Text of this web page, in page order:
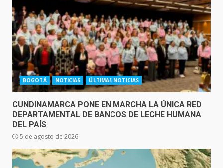
BOGOTÁ NOTICIAS ÚLTIMAS NOTICIAS
CUNDINAMARCA PONE EN MARCHA LA ÚNICA RED
DEPARTAMENTAL DE BANCOS DE LECHE HUMANA
DEL PAÍS
5 de agosto de 2026